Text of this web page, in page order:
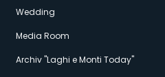
Wedding
Media Room
Archiv "Laghi e Monti Today"